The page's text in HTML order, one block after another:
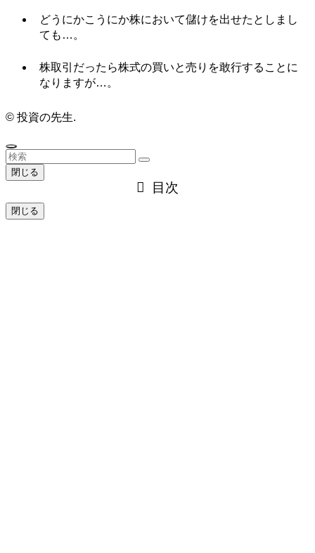
どうにかこうにか株において儲けを出せたとしまし
ても…。
株取引だったら株式の買いと売りを敢行することに
なりますが…。
© 投資の先生.
閉じる
目次
閉じる